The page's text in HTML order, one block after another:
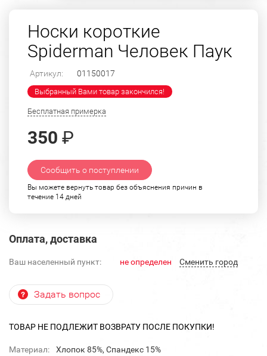
Носки короткие
Spiderman Человек Паук
Артикул: 01150017
Выбранный Вами товар закончился!
Бесплатная примерка
350 ₽
Сообщить о поступлении
Вы можете вернуть товар без объяснения причин в
течение 14 дней
Оплата, доставка
Ваш населенный пункт: не определен Cменить город
Задать вопрос
ТОВАР НЕ ПОДЛЕЖИТ ВОЗВРАТУ ПОСЛЕ ПОКУПКИ!
Материал:
Хлопок 85%, Спандекс 15%